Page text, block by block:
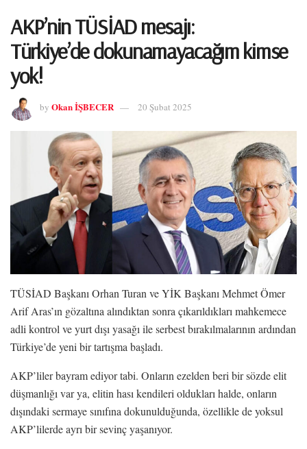
AKP’nin TÜSİAD mesajı:
Türkiye’de dokunamayacağım kimse
yok!
by Okan İŞBECER 20 Şubat 2025
TÜSİAD Başkanı Orhan Turan ve YİK Başkanı Mehmet Ömer
Arif Aras’ın gözaltına alındıktan sonra çıkarıldıkları mahkemece
adli kontrol ve yurt dışı yasağı ile serbest bırakılmalarının ardından
Türkiye’de yeni bir tartışma başladı.
AKP’liler bayram ediyor tabi. Onların ezelden beri bir sözde elit
düşmanlığı var ya, elitin hası kendileri oldukları halde, onların
dışındaki sermaye sınıfına dokunulduğunda, özellikle de yoksul
AKP’lilerde ayrı bir sevinç yaşanıyor.